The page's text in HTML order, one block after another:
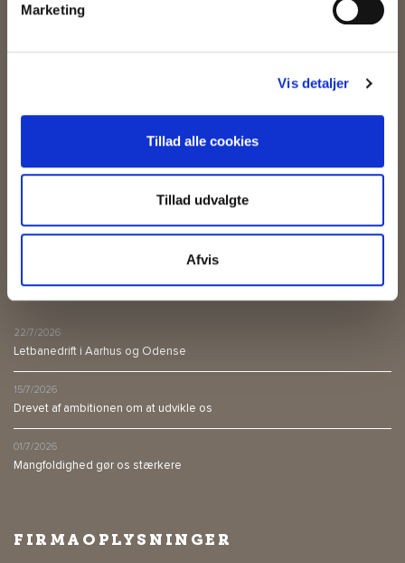
Marketing
Vis detaljer
Tillad alle cookies
Tillad udvalgte
Afvis
SIDSTE NYT
22/7/2026
Letbanedrift i Aarhus og Odense
15/7/2026
Drevet af ambitionen om at udvikle os
01/7/2026
Mangfoldighed gør os stærkere
FIRMAOPLYSNINGER